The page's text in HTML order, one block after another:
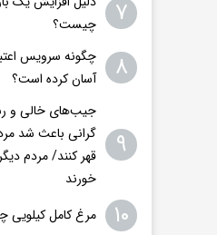
۷
چیست؟
۸
چگونه سرویس
آسان‌ کرده است؟
۹
جیب‌های خالی و
گرانی باعث شد
قهر کنند/ مردم
خورند
۱۰ مرغ کامل کیلویی